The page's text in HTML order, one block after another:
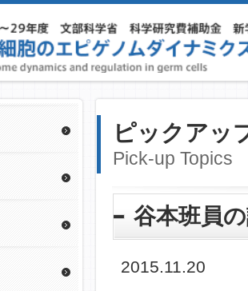
ピックアッ
Pick-up Topics
谷本班員
2015.11.20